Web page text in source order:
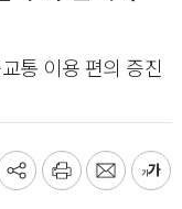
통 이용 편의 증진
기
프
메
글